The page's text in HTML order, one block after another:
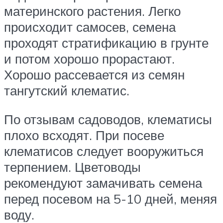
материнского растения. Легко
происходит самосев, семена
проходят стратификацию в грунте
и потом хорошо прорастают.
Хорошо рассевается из семян
тангутский клематис.
По отзывам садоводов, клематисы
плохо всходят. При посеве
клематисов следует вооружиться
терпением. Цветоводы
рекомендуют замачивать семена
перед посевом на 5-10 дней, меняя
воду.